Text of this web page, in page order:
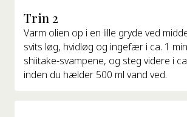
Trin 2
Varm olien op i en lille gryde ved
svits løg, hvidløg og ingefær i ca. 1
shiitake-svampene, og steg videre i
inden du hælder 500 ml vand ved.